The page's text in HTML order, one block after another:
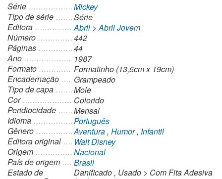
Série
Mickey
Tipo de série
Série
Editora
Abril >Abril Jovem
Número
442
Páginas
44
Ano
1987
Formato
Formatinho (13,5cm x 19cm)
Encadernação
Grampeado
Tipo de capa
Mole
Cor
Colorido
Peridiocidade
Mensal
Idioma
Português
Gênero
Aventura, Humor, Infantil
Editora original
Walt Disney
Origem
Nacional
País de origem
Brasil
Estado de
Danificado, Usado > Com Fita Adesiva